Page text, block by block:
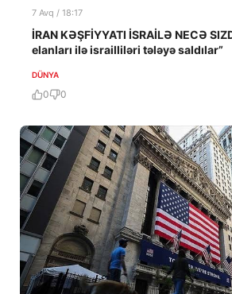
7 Avq / 18:17
İRAN KƏŞFİYYATI İSRAİLƏ NECƏ
elanları ilə israilliləri tələyə saldılar”
DÜNYA
0 0